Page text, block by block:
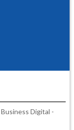
Digital -